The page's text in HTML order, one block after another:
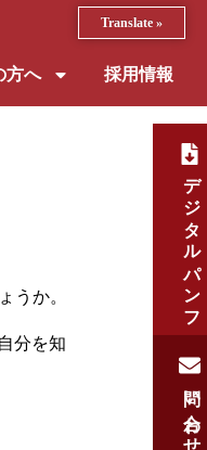
方へ 採用情報
デジタルパンフ
問い合わせ
うか。
分を知
Translate »